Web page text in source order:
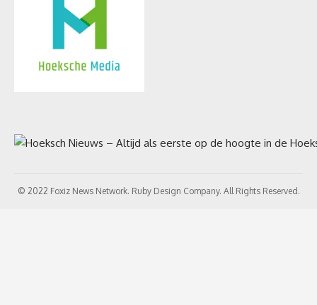
© 2022 Foxiz News Network. Ruby Design Company. All Rights Reserved.